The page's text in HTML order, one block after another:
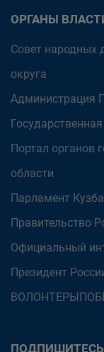
ОРГАНЫ
Совет народных
округа
Администрация
Портал органов
области
Парламент
Правительство
Официальный
Президент